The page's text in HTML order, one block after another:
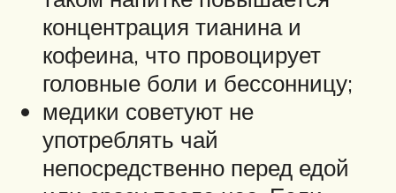
концентрация тианина и
кофеина, что провоцирует
головные боли и бессонницу;
медики советуют не
употреблять чай
непосредственно перед едой